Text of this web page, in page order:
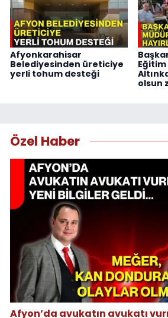
Afyonkarahisar
Belediyesinden üreticiye
yerli tohum desteği
olsun
Özel Haber
Afyon’da avukatın avukatı